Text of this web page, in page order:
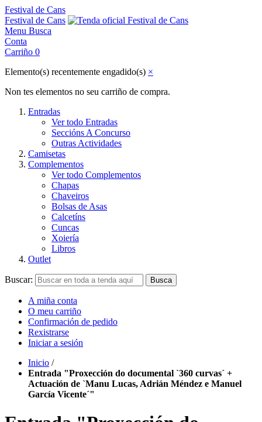
Festival de Cans
Festival de Cans
Menu Busca
Conta
Carriño 0
Elemento(s) recentemente engadido(s) ×
Non tes elementos no seu carriño de compra.
Entradas
Ver todo Entradas
Seccións A Concurso
Outras Actividades
Camisetas
Complementos
Ver todo Complementos
Chapas
Chaveiros
Bolsas de Asas
Calcetíns
Cuncas
Xoiería
Libros
Outlet
Buscar: Busca
A miña conta
O meu carriño
Confirmación de pedido
Rexistrarse
Iniciar a sesión
Inicio /
Entrada "Proxección do documental `360 curvas´ +
Actuación de `Manu Lucas, Adrián Méndez e Manuel
García Vicente´"